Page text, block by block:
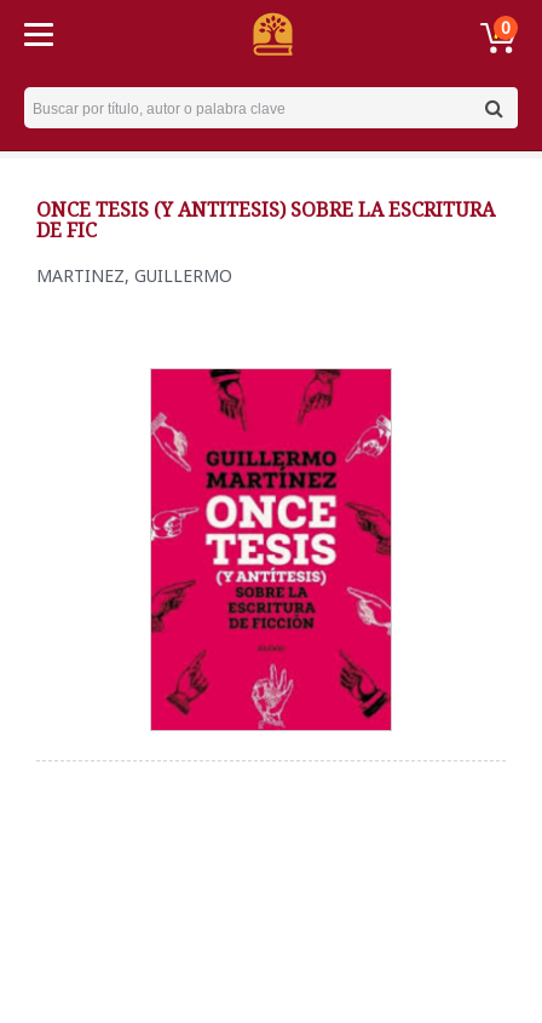
0
Username
ONCE TESIS (Y ANTITESIS) SOBRE LA ESCRITURA
DE FIC
MARTINEZ, GUILLERMO